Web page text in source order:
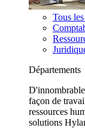
Tous
Départements
façon de
ressources
solutions